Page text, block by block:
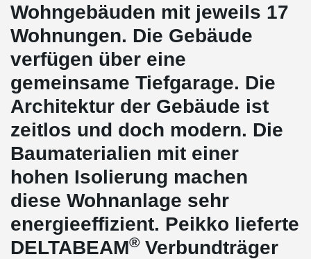
Wohngebäuden mit jeweils 17
Wohnungen. Die Gebäude
verfügen über eine
gemeinsame Tiefgarage. Die
Architektur der Gebäude ist
zeitlos und doch modern. Die
Baumaterialien mit einer
hohen Isolierung machen
diese Wohnanlage sehr
energieeffizient. Peikko lieferte
DELTABEAM® Verbundträger